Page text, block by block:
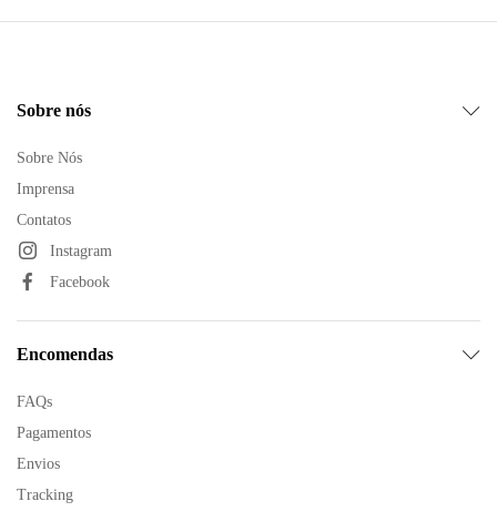
Sobre nós
Sobre Nós
Imprensa
Contatos
Instagram
Facebook
Encomendas
FAQs
Pagamentos
Envios
Tracking